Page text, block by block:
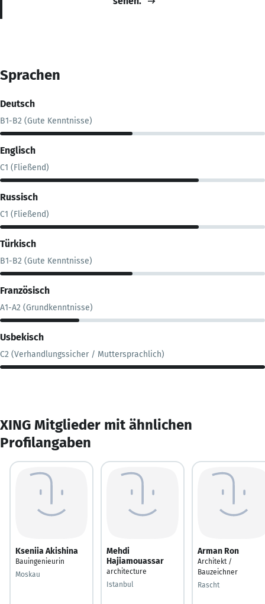
Sprachen
Deutsch
B1-B2 (Gute Kenntnisse)
Englisch
C1 (Fließend)
Russisch
C1 (Fließend)
Türkisch
B1-B2 (Gute Kenntnisse)
Französisch
A1-A2 (Grundkenntnisse)
Usbekisch
C2 (Verhandlungssicher / Muttersprachlich)
XING Mitglieder mit ähnlichen
Profilangaben
Kseniia Akishina
Bauingenieurin
Moskau
Mehdi
Hajiamouassar
architecture
Istanbul
Arman Ron
Architekt /
Bauzeichner
Rascht